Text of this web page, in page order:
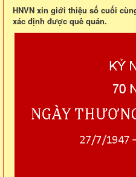
HNVN xin giới thiệu số cuối
xác định được quê quán.